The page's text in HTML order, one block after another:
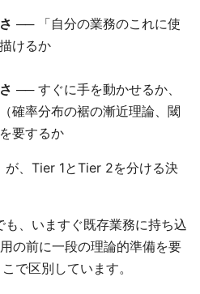
── 「自分の業務のこれに使
けるか
── すぐに手を動かせるか、
確率分布の裾の漸近理論、閾
要するか
が、Tier 1とTier 2を分ける決
、いますぐ既存業務に持ち込
の前に一段の理論的準備を要
で区別しています。